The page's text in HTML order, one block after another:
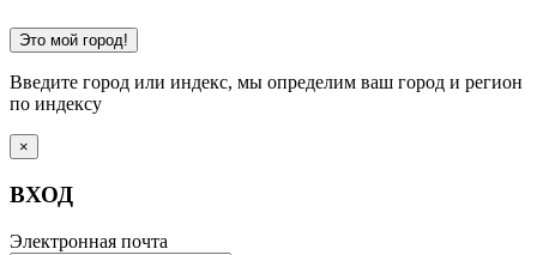
Это мой город!
Введите город или индекс, мы определим ваш город и регион
по индексу
×
ВХОД
Электронная почта